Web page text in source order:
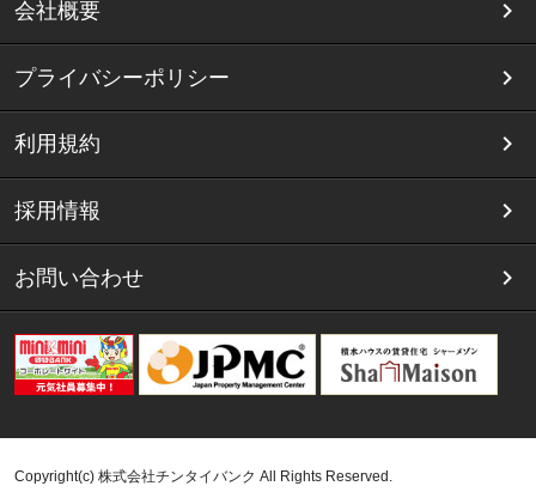
会社概要
プライバシーポリシー
利用規約
採用情報
お問い合わせ
Copyright(c) 株式会社チンタイバンク All Rights Reserved.